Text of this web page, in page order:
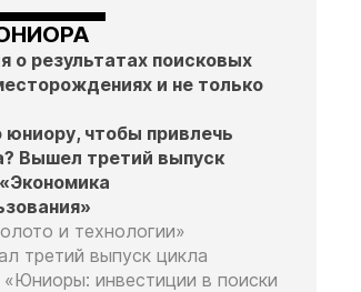
о результатах поисковых
и не только
юниору, чтобы привлечь
Вышел третий выпуск
и технологии»
третий выпуск цикла
инвестиции в поиски